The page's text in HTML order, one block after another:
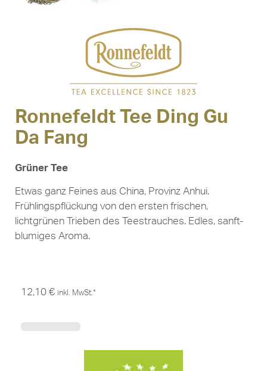
Ronnefeldt Tee Ding Gu
Da Fang
Grüner Tee
Etwas ganz Feines aus China, Provinz Anhui.
Frühlingspflückung von den ersten frischen,
lichtgrünen Trieben des Teestrauches. Edles, sanft-
blumiges Aroma.
12,10 € inkl. MwSt.*